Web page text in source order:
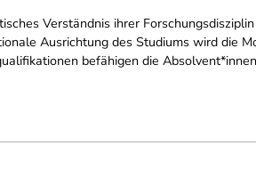
Verständnis ihrer
Ausrichtung des Studiums wird die
befähigen die